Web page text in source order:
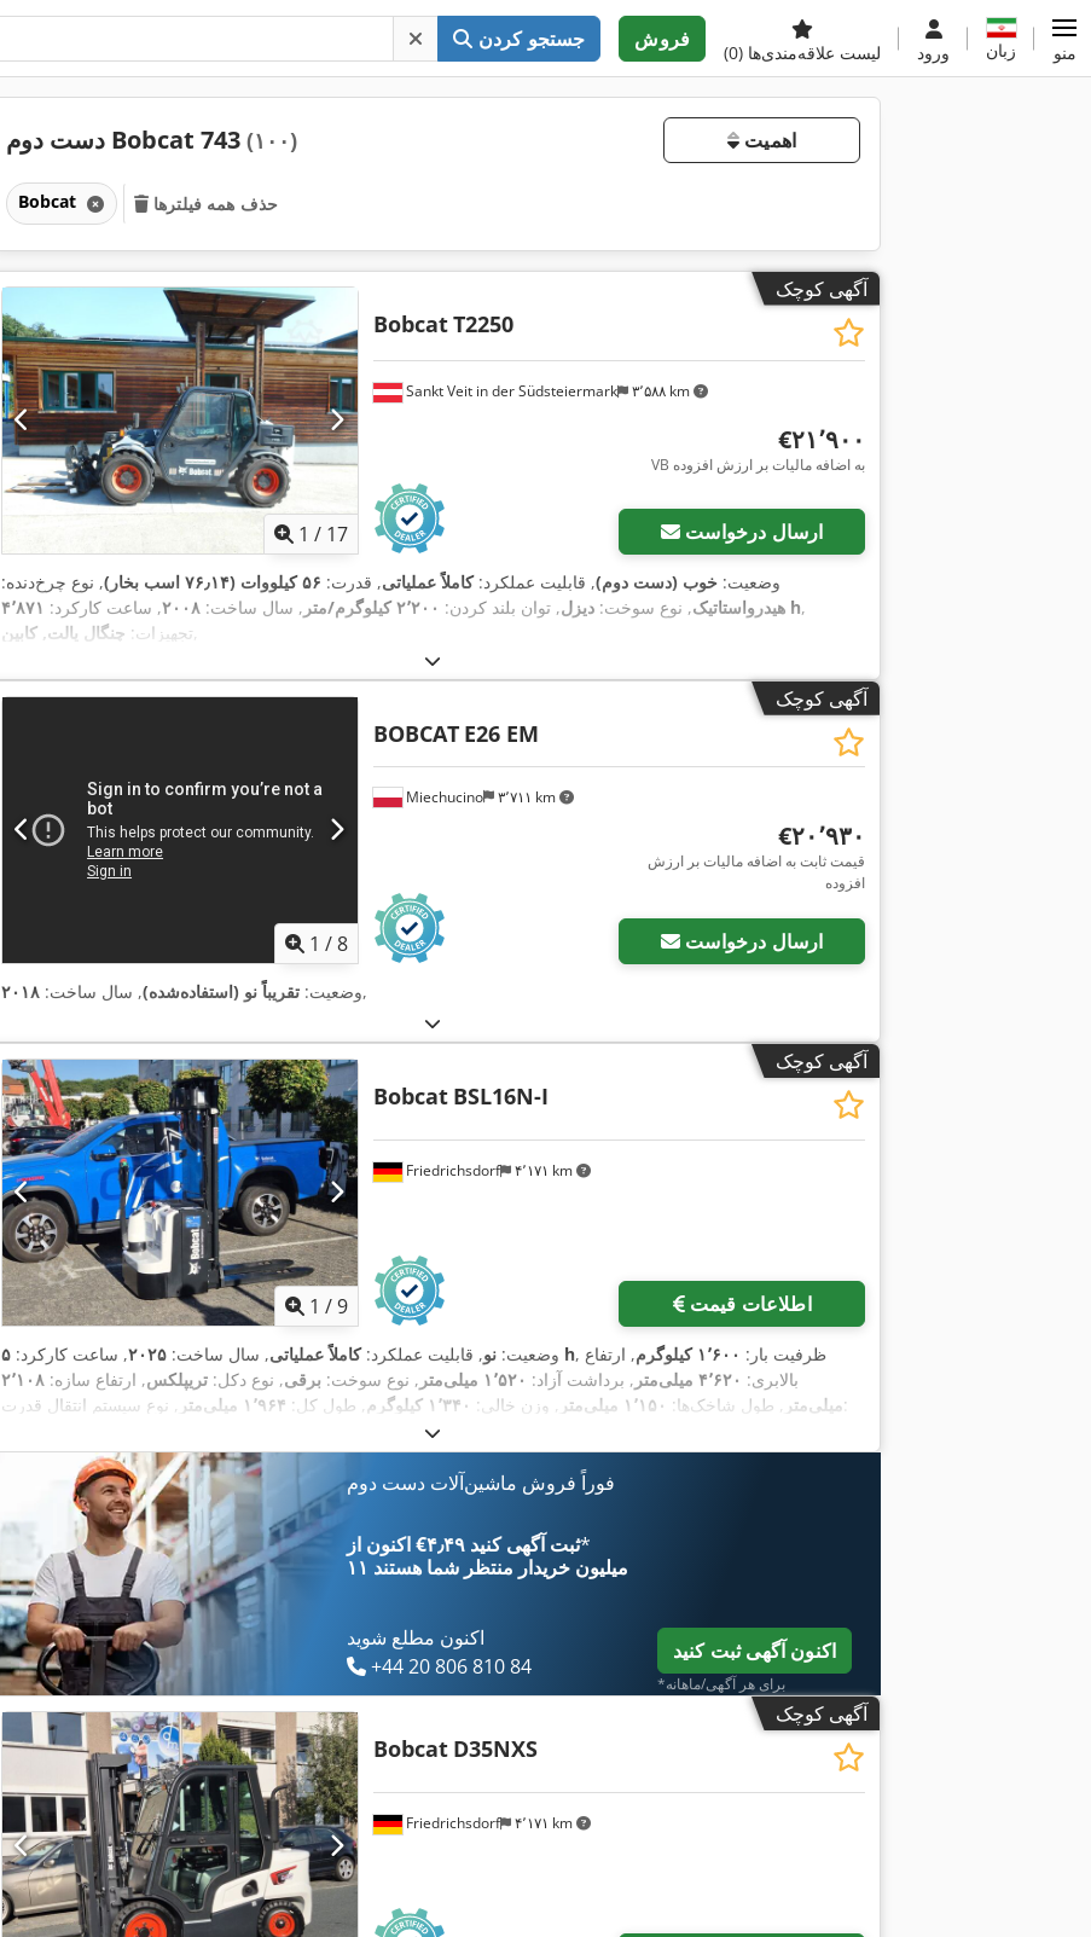
جستجو کردن فروش
لیست علاقه‌مندی‌ها (0) ورود زبان منو
دست دوم Bobcat 743 (۱۰۰) اهمیت
Bobcat حذف همه فیلترها
آگهی کوچک
1 / 17
Sankt Veit in der Südsteiermark ۳٬۵۸۸ km
BobcatT2250
‎€۲۱٬۹۰۰
VB به اضافه مالیات بر ارزش افزوده
ارسال درخواست
وضعیت: خوب (دست دوم), قابلیت عملکرد:کاملاً عملیاتی, قدرت: ۵۶ کیلووات (۷۶٫۱۴ اسب بخار)
, نوع چرخ‌دنده:
هیدرواستاتیک, نوع سوخت: دیزل, توان بلند کردن: ۲٬۲۰۰ کیلوگرم/متر , سال ساخت: ۲۰۰۸, ساعت کارکرد: ۴٬۸۷۱ h,
تجهیزات: چنگال پالت, کابین ,
آگهی کوچک
1 /8
Miechucino ۳٬۷۱۱ km
BOBCAT E26 EM
‎€۲۰٬۹۳۰
قیمت ثابت به اضافه مالیات بر ارزش
افزوده
ارسال درخواست
وضعیت: تقریباً نو (استفاده‌شده), سال ساخت: ۲۰۱۸ ,
آگهی کوچک
1 /9
Friedrichsdorf ۴٬۱۷۱ km
Bobcat BSL16N-I
اطلاعات قیمت
وضعیت: نو, قابلیت عملکرد:کاملاً عملیاتی, سال ساخت: ۲۰۲۵, ساعت کارکرد: ۵ h , ظرفیت بار: ۱٬۶۰۰ کیلوگرم
, ارتفاع
بالابری: ۴٬۶۲۰ میلی‌متر , برداشت آزاد: ۱٬۵۲۰ میلی‌متر , نوع سوخت: برقی, نوع دکل: تریپلکس, ارتفاع سازه: ۲٬۱۰۸
میلی‌متر , طول شاخک‌ها: ۱٬۱۵۰ میلی‌متر , وزن خالی: ۱٬۳۴۰ کیلوگرم , طول کل: ۱٬۹۶۴ میلی‌متر
, نوع سیستم انتقال قدرت:
فوراً فروش ماشین‌آلات دست دوم
اکنون از ‎€۴٫۴۹ ثبت آگهی کنید*
۱۱ میلیون خریدار منتظر شما هستند
اکنون مطلع شوید
+44 20 806 810 84
اکنون آگهی ثبت کنید
*برای هر آگهی/ماهانه
آگهی کوچک
Friedrichsdorf ۴٬۱۷۱ km
Bobcat D35NXS